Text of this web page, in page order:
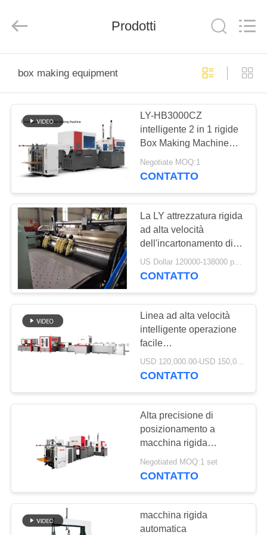
PRODOTTI
NOI
VISITA
ALLA
FABBRICA
CONTROLLO
DELLA
QUALITÀ
NOTIZIE
CHIEDI UN
PREVENTIVO
MAPPA
DEL
Automation
Prodotti
box making equipment
LY-HB3000CZ
intelligente 2 in 1 rigide
Box Making Machine
rigide Box Machine/
Packaging Box Making
Making Equipment
Negotiate MOQ:1
CONTATTO
La LY attrezzatura rigida
ad alta velocità
dell'incartonamento di
412CCD con due teste e
bolle di formazione che
US Dollar 120000-138000 per set MOQ:1 set
CONTATTO
Linea ad alta velocità
intelligente operazione
facile
dell'incartonamento del
vino di velocità 20-
USD 120,000.00-USD 150,000.00 set/per MOQ:1
CONTATTO
Alta precisione di
posizionamento a
macchina rigida
automatica intelligente
dell'incartonamento
Negotiated MOQ:1 set
CONTATTO
macchina rigida
automatica